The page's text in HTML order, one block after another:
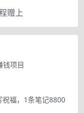
赠上
钱项目
福，1条笔记8800